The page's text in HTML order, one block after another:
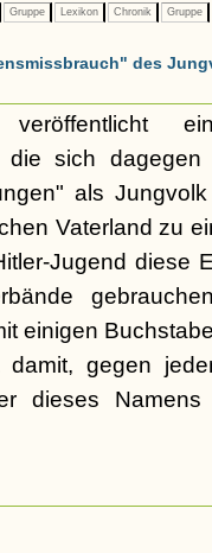
Gruppe Lexikon Chronik Gruppe
des
veröffentlicht
die sich
als
Vaterland zu
Jugend diese
einigen
damit, gegen
dieses Namens